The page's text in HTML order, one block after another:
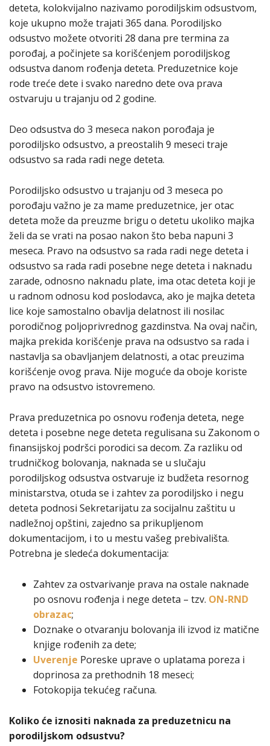
deteta, kolokvijalno nazivamo porodiljskim odsustvom,
koje ukupno može trajati 365 dana. Porodiljsko
odsustvo možete otvoriti 28 dana pre termina za
porođaj, a počinjete sa korišćenjem porodiljskog
odsustva danom rođenja deteta. Preduzetnice koje
rode treće dete i svako naredno dete ova prava
ostvaruju u trajanju od 2 godine.
Deo odsustva do 3 meseca nakon porođaja je
porodiljsko odsustvo, a preostalih 9 meseci traje
odsustvo sa rada radi nege deteta.
Porodiljsko odsustvo u trajanju od 3 meseca po
porođaju važno je za mame preduzetnice, jer otac
deteta može da preuzme brigu o detetu ukoliko majka
želi da se vrati na posao nakon što beba napuni 3
meseca. Pravo na odsustvo sa rada radi nege deteta i
odsustvo sa rada radi posebne nege deteta i naknadu
zarade, odnosno naknadu plate, ima otac deteta koji je
u radnom odnosu kod poslodavca, ako je majka deteta
lice koje samostalno obavlja delatnost ili nosilac
porodičnog poljoprivrednog gazdinstva. Na ovaj način,
majka prekida korišćenje prava na odsustvo sa rada i
nastavlja sa obavljanjem delatnosti, a otac preuzima
korišćenje ovog prava. Nije moguće da oboje koriste
pravo na odsustvo istovremeno.
Prava preduzetnica po osnovu rođenja deteta, nege
deteta i posebne nege deteta regulisana su Zakonom o
finansijskoj podršci porodici sa decom. Za razliku od
trudničkog bolovanja, naknada se u slučaju
porodiljskog odsustva ostvaruje iz budžeta resornog
ministarstva, otuda se i zahtev za porodiljsko i negu
deteta podnosi Sekretarijatu za socijalnu zaštitu u
nadležnoj opštini, zajedno sa prikupljenom
dokumentacijom, i to u mestu vašeg prebivališta.
Potrebna je sledeća dokumentacija:
Zahtev za ostvarivanje prava na ostale naknade
po osnovu rođenja i nege deteta – tzv. ON-RND
obrazac;
Doznake o otvaranju bolovanja ili izvod iz matične
knjige rođenih za dete;
Uverenje Poreske uprave o uplatama poreza i
doprinosa za prethodnih 18 meseci;
Fotokopija tekućeg računa.
Koliko će iznositi naknada za preduzetnicu na
porodiljskom odsustvu?